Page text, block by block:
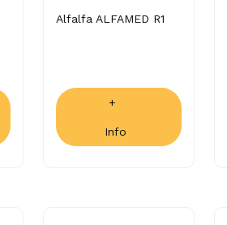
Alfalfa ALFAMED R1
+
Info